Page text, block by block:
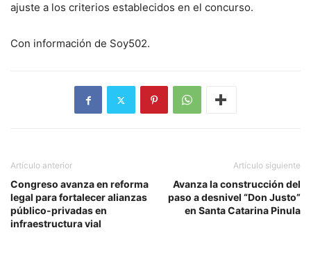
ajuste a los criterios establecidos en el concurso.
Con información de Soy502.
Artículo anterior
Congreso avanza en reforma
legal para fortalecer alianzas
público-privadas en
infraestructura vial
Artículo siguiente
Avanza la construcción del
paso a desnivel “Don Justo”
en Santa Catarina Pinula